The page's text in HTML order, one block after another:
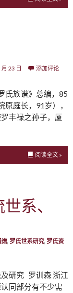
23 日 添加评论
氏族谱》总编，85
庭长，91岁），
丰禄之孙子，厦
阅读全文 »
系、
谱, 罗氏世系研究, 罗氏资
研究 罗训森 浙江
同部分有不少需